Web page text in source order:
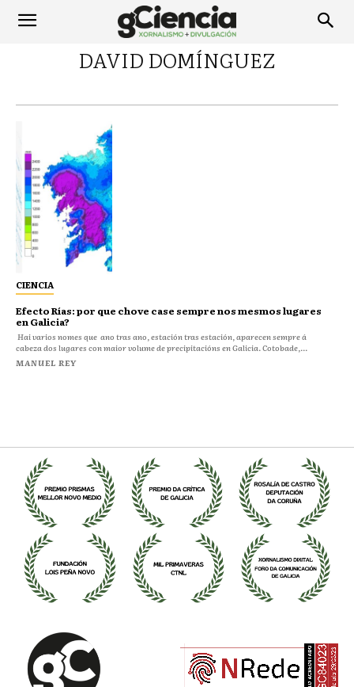
DAVID DOMÍNGUEZ
CIENCIA
Efecto Rías: por que chove case sempre nos mesmos lugares
en Galicia?
Hai varios nomes que ano tras ano, estación tras estación, aparecen sempre á
cabeza dos lugares con maior volume de precipitacións en Galicia. Cotobade,...
MANUEL REY